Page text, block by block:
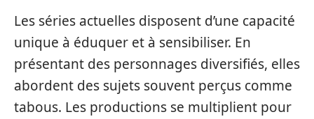
Les séries actuelles disposent d’une capacité
unique à éduquer et à sensibiliser. En
présentant des personnages diversifiés, elles
abordent des sujets souvent perçus comme
tabous. Les productions se multiplient pour